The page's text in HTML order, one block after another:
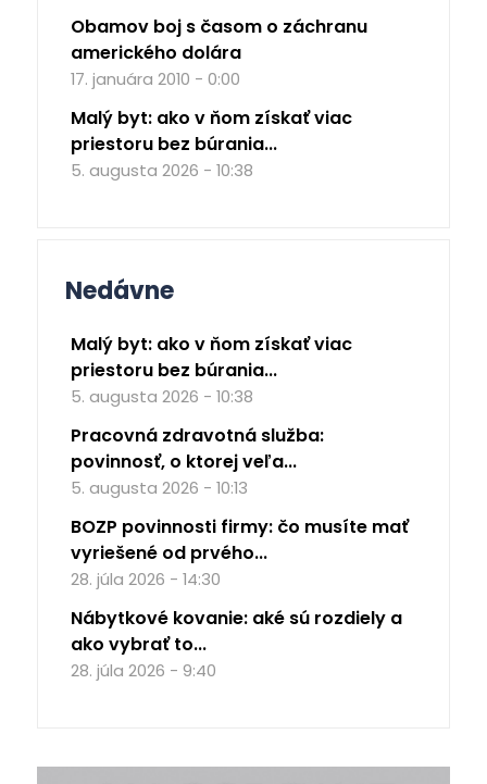
Obamov boj s časom o záchranu
amerického dolára
17. januára 2010 - 0:00
Malý byt: ako v ňom získať viac
priestoru bez búrania...
5. augusta 2026 - 10:38
Nedávne
Malý byt: ako v ňom získať viac
priestoru bez búrania...
5. augusta 2026 - 10:38
Pracovná zdravotná služba:
povinnosť, o ktorej veľa...
5. augusta 2026 - 10:13
BOZP povinnosti firmy: čo musíte mať
vyriešené od prvého...
28. júla 2026 - 14:30
Nábytkové kovanie: aké sú rozdiely a
ako vybrať to...
28. júla 2026 - 9:40